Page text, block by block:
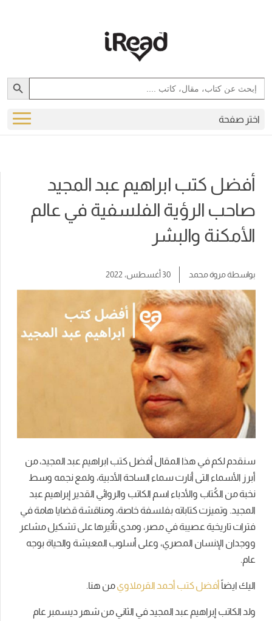
Search
for:
Search Button
اختر صفحة
أفضل كتب ابراهيم عبد المجيد
صاحب الرؤية الفلسفية في عالم
الأمكنة والبشر
بواسطةمروة محمد 30 أغسطس، 2022
سنقدم لكم في هذا المقال أفضل كتب ابراهيم عبد المجيد، من
أبرز الأسماء التى أنارت سماء الساحة الأدبية، ولمع نجمه وسط
نخبة من الكُتاب والأدباء اسم الكاتب والروائي القدير إبراهيم عبد
المجيد. وتميزت كتاباته بفلسفة خاصة، ومناقشة قضايا هامة في
فترات تاريخية عصيبة في مصر، ومدى تأثيرها على تشكيل مشاعر
ووجدان الإنسان المصري، وعلى أسلوب المعيشة والحياة بوجه
عام.
اليك ايضاً أفضل كتب أحمد القرملاويمن هنا.
ولد الكاتب إبراهيم عبد المجيد في الثاني من شهر ديسمبر عام